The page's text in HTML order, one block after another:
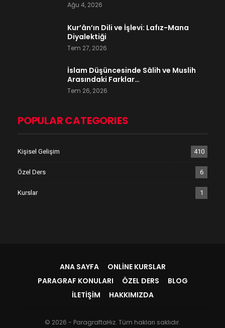
Ağu 4, 2026
Kur’ân’ın Dili ve İşlevi: Lafız-Mana
Diyalektiği
Tem 27, 2026
İslam Düşüncesinde Sâlih ve Muslih
Arasındaki Farklar…
Tem 26, 2026
POPULAR CATEGORIES
Kişisel Gelişim 410
Özel Ders 6
Kurslar 1
ANA SAYFA
ONLINE KURSLAR
PARAGRAF KONULARI
ÖZEL DERS
BLOG
İLETIŞIM
HAKKIMIZDA
© 2026 - ParagraftaHız. Tüm hakları saklıdır.